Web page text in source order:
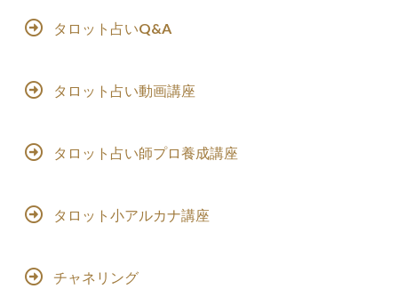
タロット占いQ&A
タロット占い動画講座
タロット占い師プロ養成講座
タロット小アルカナ講座
チャネリング